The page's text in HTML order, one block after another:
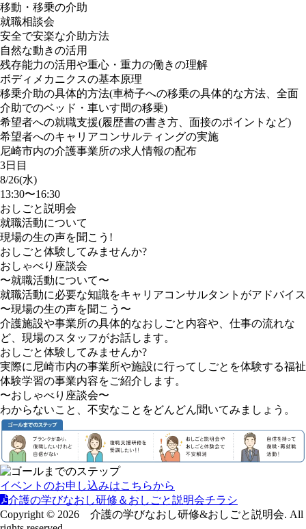
移動・移乗の介助
就職相談会
安全で安楽な介助方法
自然な動きの活用
残存能力の活用や重心・重力の働きの理解
ボディメカニクスの基本原理
移乗介助の具体的方法(車椅子への移乗の具体的な方法、全面
介助でのベッド・車いす間の移乗)
希望者への就職支援(履歴書の書き方、面接のポイントなど)
希望者へのキャリアコンサルティングの実施
尼崎市内の介護事業所の求人情報の配布
3日目
8/26(水)
13:30〜16:30
おしごと説明会
就職活動について
現場の生の声を聞こう!
おしごと体験してみませんか?
おしゃべり座談会
〜就職活動について〜
就職活動に必要な知識をキャリアコンサルタントがアドバイス
〜現場の生の声を聞こう〜
介護施設や事業所の具体的なおしごと内容や、仕事の流れな
ど、現場のスタッフがお話します。
おしごと体験してみませんか?
実際に尼崎市内の事業所や施設に行ってしごとを体験する福祉
体験学習の事業内容をご紹介します。
〜おしゃべり座談会〜
わからないこと、不安なことをどんどん聞いてみましょう。
イベントのお申し込みはこちらから
介護の学びなおし研修＆おしごと説明会チラシ
Copyright © 2026 介護の学びなおし研修&おしごと説明会. All